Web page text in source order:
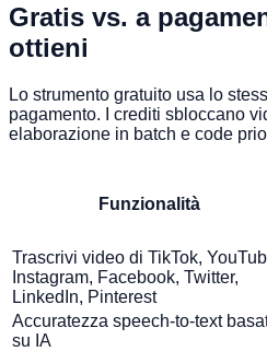
Gratis vs. a
ottieni
Lo strumento gratuito usa lo
pagamento. I crediti sbloccano
elaborazione in batch e code
Funzionalità
Trascrivi video di TikTok,
Instagram, Facebook, Twitter,
LinkedIn, Pinterest
Accuratezza speech-to-text
su IA